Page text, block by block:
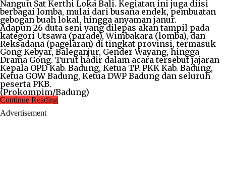
Nangun Sat Kerthi Loka Bali. Kegiatan ini juga diisi
berbagai lomba, mulai dari busana endek, pembuatan
gebogan buah lokal, hingga anyaman janur.
Adapun 26 duta seni yang dilepas akan tampil pada
kategori Utsawa (parade), Wimbakara (lomba), dan
Reksadana (pagelaran) di tingkat provinsi, termasuk
Gong Kebyar, Baleganjur, Gender Wayang, hingga
Drama Gong. Turut hadir dalam acara tersebut jajaran
Kepala OPD Kab. Badung, Ketua TP. PKK Kab. Badung,
Ketua GOW Badung, Ketua DWP Badung dan seluruh
peserta PKB.
(Prokompim/Badung)
Continue Reading
Advertisement